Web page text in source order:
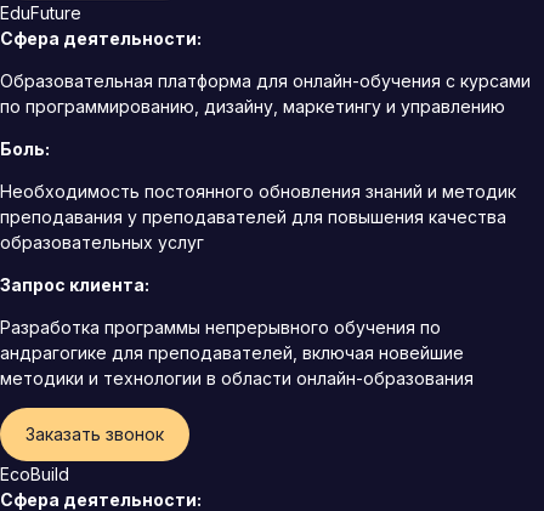
EduFuture
Сфера деятельности:
Образовательная платформа для онлайн-обучения с курсами
по программированию, дизайну, маркетингу и управлению
Боль:
Необходимость постоянного обновления знаний и методик
преподавания у преподавателей для повышения качества
образовательных услуг
Запрос клиента:
Разработка программы непрерывного обучения по
андрагогике для преподавателей, включая новейшие
методики и технологии в области онлайн-образования
Заказать звонок
EcoBuild
Сфера деятельности: